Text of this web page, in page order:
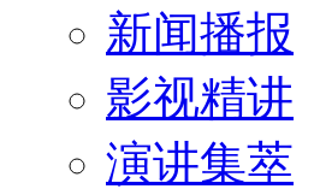
新闻播报
影视精讲
演讲集萃